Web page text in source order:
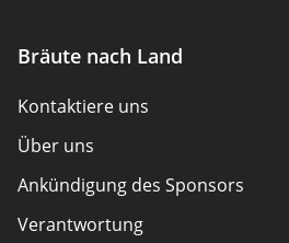
Bräute nach Land
Kontaktiere uns
Über uns
Ankündigung des Sponsors
Verantwortung